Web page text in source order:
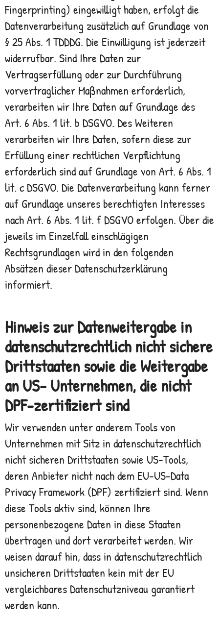
Fingerprinting) eingewilligt haben, erfolgt die
Datenverarbeitung zusätzlich auf Grundlage von
§ 25 Abs. 1 TDDDG. Die Einwilligung ist jederzeit
widerrufbar. Sind Ihre Daten zur
Vertragserfüllung oder zur Durchführung
vorvertraglicher Maßnahmen erforderlich,
verarbeiten wir Ihre Daten auf Grundlage des
Art. 6 Abs. 1 lit. b DSGVO. Des Weiteren
verarbeiten wir Ihre Daten, sofern diese zur
Erfüllung einer rechtlichen Verpflichtung
erforderlich sind auf Grundlage von Art. 6 Abs. 1
lit. c DSGVO. Die Datenverarbeitung kann ferner
auf Grundlage unseres berechtigten Interesses
nach Art. 6 Abs. 1 lit. f DSGVO erfolgen. Über die
jeweils im Einzelfall einschlägigen
Rechtsgrundlagen wird in den folgenden
Absätzen dieser Datenschutzerklärung
informiert.
Hinweis zur Datenweitergabe in
datenschutzrechtlich nicht sichere
Drittstaaten sowie die Weitergabe
an US- Unternehmen, die nicht
DPF-zertifiziert sind
Wir verwenden unter anderem Tools von
Unternehmen mit Sitz in datenschutzrechtlich
nicht sicheren Drittstaaten sowie US-Tools,
deren Anbieter nicht nach dem EU-US-Data
Privacy Framework (DPF) zertifiziert sind. Wenn
diese Tools aktiv sind, können Ihre
personenbezogene Daten in diese Staaten
übertragen und dort verarbeitet werden. Wir
weisen darauf hin, dass in datenschutzrechtlich
unsicheren Drittstaaten kein mit der EU
vergleichbares Datenschutzniveau garantiert
werden kann.